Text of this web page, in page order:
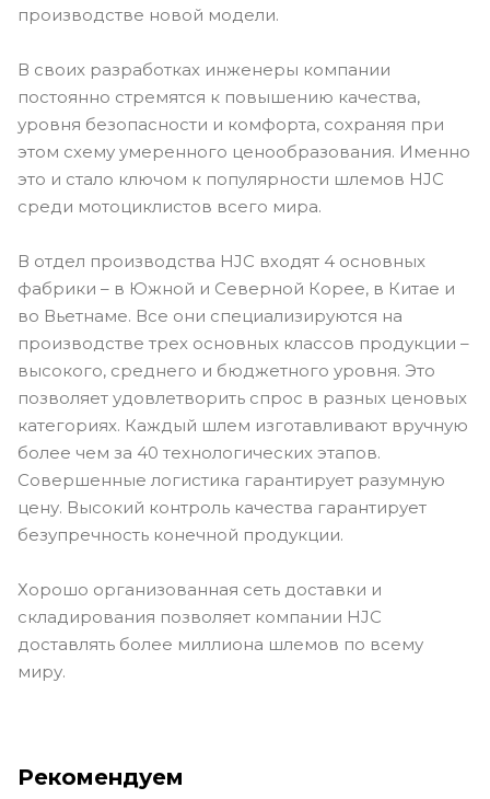
производстве новой модели.
В своих разработках инженеры компании
постоянно стремятся к повышению качества,
уровня безопасности и комфорта, сохраняя при
этом схему умеренного ценообразования. Именно
это и стало ключом к популярности шлемов HJC
среди мотоциклистов всего мира.
В отдел производства HJC входят 4 основных
фабрики – в Южной и Северной Корее, в Китае и
во Вьетнаме. Все они специализируются на
производстве трех основных классов продукции –
высокого, среднего и бюджетного уровня. Это
позволяет удовлетворить спрос в разных ценовых
категориях. Каждый шлем изготавливают вручную
более чем за 40 технологических этапов.
Совершенные логистика гарантирует разумную
цену. Высокий контроль качества гарантирует
безупречность конечной продукции.
Хорошо организованная сеть доставки и
складирования позволяет компании HJC
доставлять более миллиона шлемов по всему
миру.
Рекомендуем